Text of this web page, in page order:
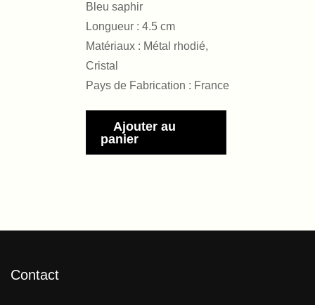
Bleu saphir
Longueur : 4.5 cm
Matériaux : Métal rhodié,
Cristal
Pays de Fabrication : France
Ajouter au
panier
Contact